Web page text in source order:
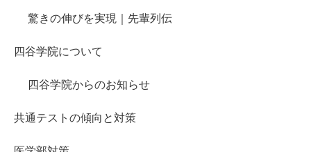
驚きの伸びを実現｜先輩列伝
四谷学院について
四谷学院からのお知らせ
共通テストの傾向と対策